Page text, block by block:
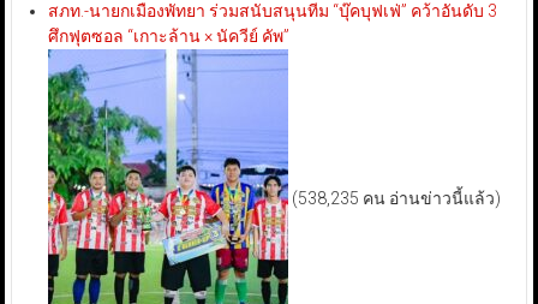
สภท.-นายกเมืองพัทยา ร่วมสนับสนุนทีม “บุ๊คบุฟเฟ่” คว้าอันดับ 3
ศึกฟุตซอล “เกาะล้าน × นัควีย์ คัพ”
(538,235 คน อ่านข่าวนี้แล้ว)